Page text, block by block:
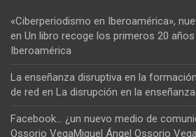
«Ciberperiodismo en Iberoamérica»,
en Un libro recoge los primeros 20
Iberoamérica
La enseñanza disruptiva en la
de red en La disrupción en la
Facebook... ¿un nuevo medio de
Ossorio VegaMiguel Ángel Ossorio